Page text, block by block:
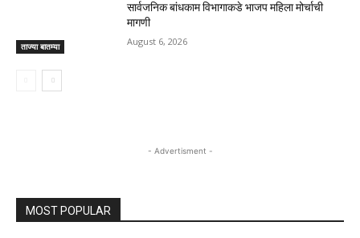
ताज्या बातम्या
सार्वजनिक बांधकाम विभागाकडे भाजप महिला मोर्चाची
मागणी
August 6, 2026
- Advertisment -
MOST POPULAR